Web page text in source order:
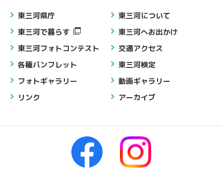
東三河県庁
東三河について
東三河で暮らす
東三河へお出かけ
東三河フォトコンテスト
交通アクセス
各種パンフレット
東三河検定
フォトギャラリー
動画ギャラリー
リンク
アーカイブ